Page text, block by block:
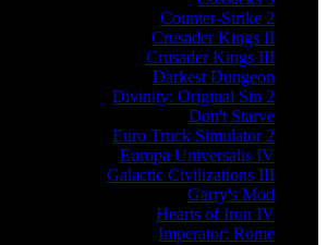
Counter-Strike 2
Crusader Kings II
Crusader Kings III
Darkest Dungeon
Divinity: Original Sin 2
Don't Starve
Euro Truck Simulator 2
Europa Universalis IV
Galactic Civilizations III
Garry's Mod
Hearts of Iron IV
Imperator: Rome